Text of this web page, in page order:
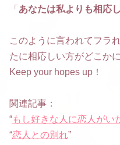
「 あなたは私よりも相応
このように言われてフラ
たに相応しい方がどこか
Keep your hopes up！
関連記事：
“もし好きな人に恋人がい
“恋人との別れ”